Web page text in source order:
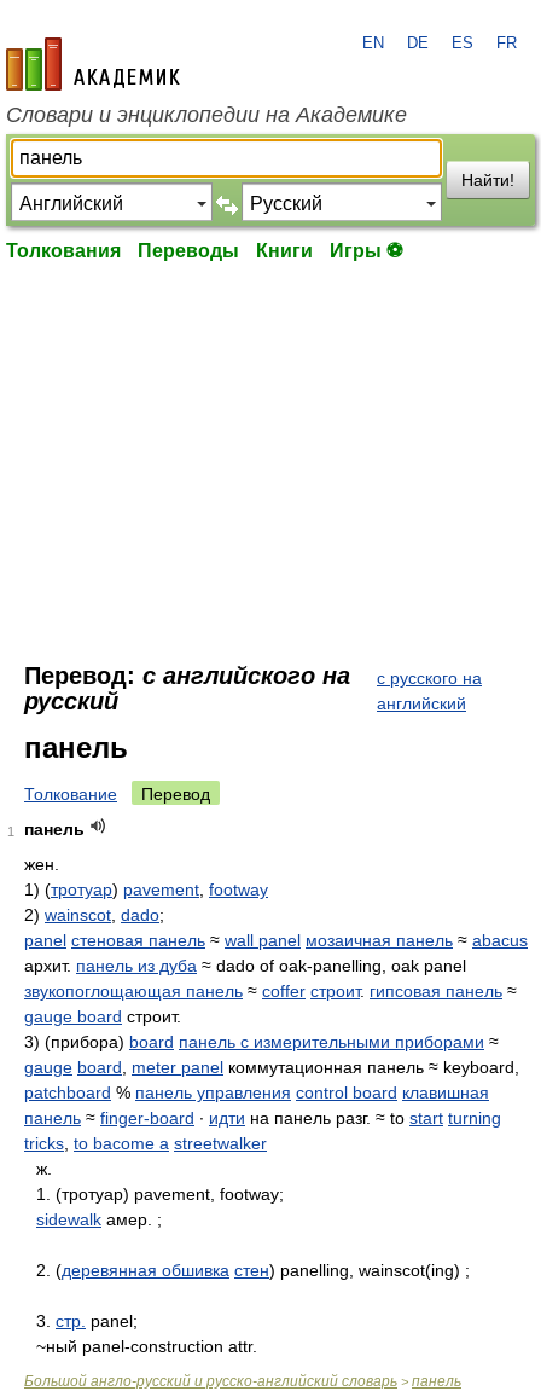
academic.ru
EN DE ES FR
Словари и энциклопедии на Академике
Найти!
Толкования Переводы Книги Игры ⚽
Перевод: с английского на
русский
с русского на
английский
панель
Толкование Перевод
1
панель
жен.
1) (тротуар) pavement footway
2) wainscot dado;
panel стеновая панель ≈ wall panel мозаичная панель ≈ abacus
архит. панель из дуба ≈ dado of oak-panelling, oak panel
звукопоглощающая панель ≈ coffer строит. гипсовая панель ≈
gauge board строит.
3) (прибора) board панель с измерительными приборами ≈
gauge board meter panel коммутационная панель ≈ keyboard,
patchboard % панель управления control board клавишная
панель ≈ finger-board ∙ идти на панель разг. ≈ to start turning
tricks to bacome a streetwalker
ж.
1. (тротуар) pavement, footway;
sidewalk амер. ;
2. (деревянная обшивка стен) panelling, wainscot(ing) ;
3. стр. panel;
~ный panel-construction attr.
Большой англо-русский и русско-английский словарь > панель